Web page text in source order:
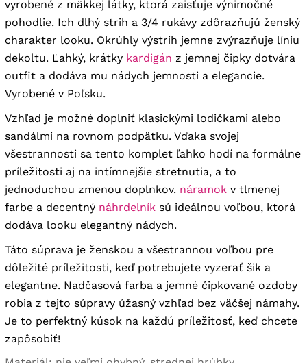
64
168 cm, dĺžka 142 cm, dĺžka rukáva 44 cm
bicepsy 56 cm
vyrobené z mäkkej látky, ktorá zaisťuje výnimočné
pohodlie. Ich dlhý strih a 3/4 rukávy zdôrazňujú ženský
charakter looku. Okrúhly výstrih jemne zvýrazňuje líniu
dekoltu. Ľahký, krátky kardigán z jemnej čipky dotvára
outfit a dodáva mu nádych jemnosti a elegancie.
Vyrobené v Poľsku.
Vzhľad je možné doplniť klasickými lodičkami alebo
sandálmi na rovnom podpätku. Vďaka svojej
všestrannosti sa tento komplet ľahko hodí na formálne
príležitosti aj na intímnejšie stretnutia, a to
jednoduchou zmenou doplnkov. náramok v tlmenej
farbe a decentný náhrdelník sú ideálnou voľbou, ktorá
dodáva looku elegantný nádych.
Táto súprava je ženskou a všestrannou voľbou pre
dôležité príležitosti, keď potrebujete vyzerať šik a
elegantne. Nadčasová farba a jemné čipkované ozdoby
robia z tejto súpravy úžasný vzhľad bez väčšej námahy.
Je to perfektný kúsok na každú príležitosť, keď chcete
zapôsobiť!